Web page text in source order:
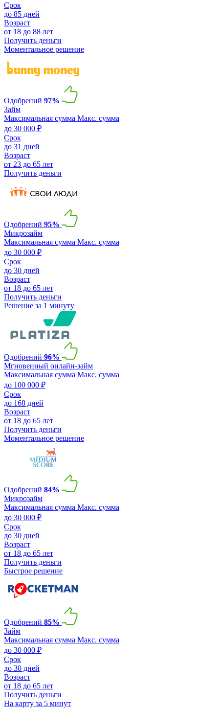
Срок
до 85 дней
Возраст
от 18 до 88 лет
Получить деньги
Моментальное решение
Одобрений 97%
Займ
Максимальная сумма Макс. сумма
до 30 000 ₽
Срок
до 31 дней
Возраст
от 23 до 65 лет
Получить деньги
Одобрений 95%
Микрозайм
Максимальная сумма Макс. сумма
до 30 000 ₽
Срок
до 30 дней
Возраст
от 18 до 65 лет
Получить деньги
Решение за 1 минуту
Одобрений 96%
Мгновенный онлайн-займ
Максимальная сумма Макс. сумма
до 100 000 ₽
Срок
до 168 дней
Возраст
от 18 до 65 лет
Получить деньги
Моментальное решение
Одобрений 84%
Микрозайм
Максимальная сумма Макс. сумма
до 30 000 ₽
Срок
до 30 дней
Возраст
от 18 до 65 лет
Получить деньги
Быстрое решение
Одобрений 85%
Займ
Максимальная сумма Макс. сумма
до 30 000 ₽
Срок
до 30 дней
Возраст
от 18 до 65 лет
Получить деньги
На карту за 5 минут